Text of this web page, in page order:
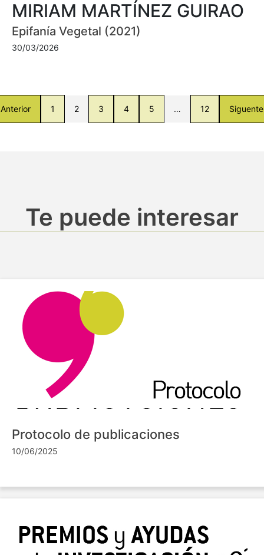
MIRIAM MARTÍNEZ GUIRAO
Epifanía Vegetal (2021)
30/03/2026
Anterior 1 2 3 4 5 … 12 Siguente
Te puede interesar
Protocolo de publicaciones
10/06/2025